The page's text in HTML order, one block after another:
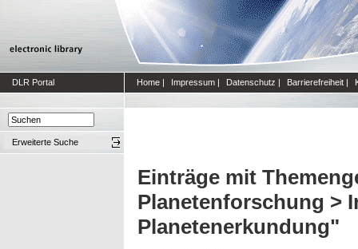
DLR Portal Home | Impressum | Datenschutz | Barrierefreiheit |
Erweiterte Suche
Einträge mit
Planetenforschung >
Planetenerkundung"